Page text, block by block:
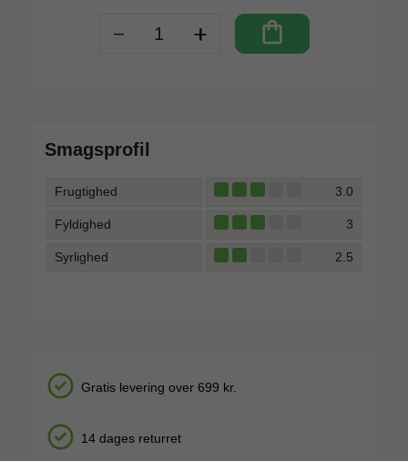
- + shopping_bag
Smagsprofil
Frugtighed 3.0
Fyldighed 3
Syrlighed 2.5
Gratis levering over 699 kr.
14 dages returret